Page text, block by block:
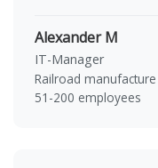
Alexander M
IT-Manager
Railroad manufacture
51-200 employees